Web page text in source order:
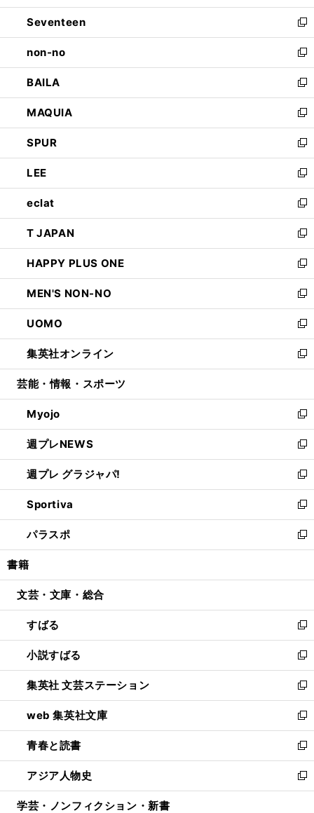
開
く
ウ
で
開
く
ン
ド
ウ
で
開
く
Seventeen
新
し
い
ウ
ィ
ン
ド
ウ
で
開
く
non-no
新
し
い
ウ
ィ
ン
ド
ウ
で
開
く
BAILA
新
し
い
ウ
ィ
ン
ド
ウ
で
開
く
MAQUIA
新
し
い
ウ
ィ
ン
ド
ウ
で
開
く
SPUR
新
し
い
ウ
ィ
ン
ド
ウ
で
開
く
LEE
新
し
い
ウ
ィ
ン
ド
ウ
で
開
く
eclat
新
し
い
ウ
ィ
ン
ド
ウ
で
開
く
T JAPAN
新
し
い
ウ
ィ
ン
ド
ウ
で
開
HAPPY PLUS ONE
新
し
い
ウ
ィ
ン
ド
ウ
開
く
MEN'S NON-NO
新
し
い
ウ
ィ
ン
ウ
で
開
く
UOMO
新
し
い
ウ
ン
ド
ウ
で
開
く
集英社オンライン
新
し
ウ
ィ
ン
ド
ウ
で
開
く
芸能・情報・スポーツ
Myojo
新
し
い
ウ
ィ
ン
ド
ウ
で
開
週プレNEWS
新
し
い
ウ
ィ
ン
ド
ウ
開
週プレ グラジャパ!
新
し
い
ウ
ィ
ン
ウ
開
く
Sportiva
新
し
い
ウ
ン
ウ
で
開
く
パラスポ
新
し
ウ
ン
ド
ウ
で
開
く
書籍
文芸・文庫・総合
すばる
新
し
い
ウ
ィ
ン
ド
ウ
で
開
く
小説すばる
新
し
い
ウ
ィ
ン
ド
ウ
で
開
集英社 文芸ステーション
新
し
い
ウ
ィ
ン
ド
ウ
web 集英社文庫
新
し
い
ウ
ィ
ン
青春と読書
新
し
い
ウ
アジア人物史
新
し
学芸・ノンフィクション・新書